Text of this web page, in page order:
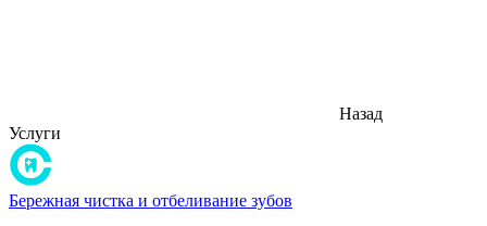
Назад
Услуги
Бережная чистка и отбеливание зубов